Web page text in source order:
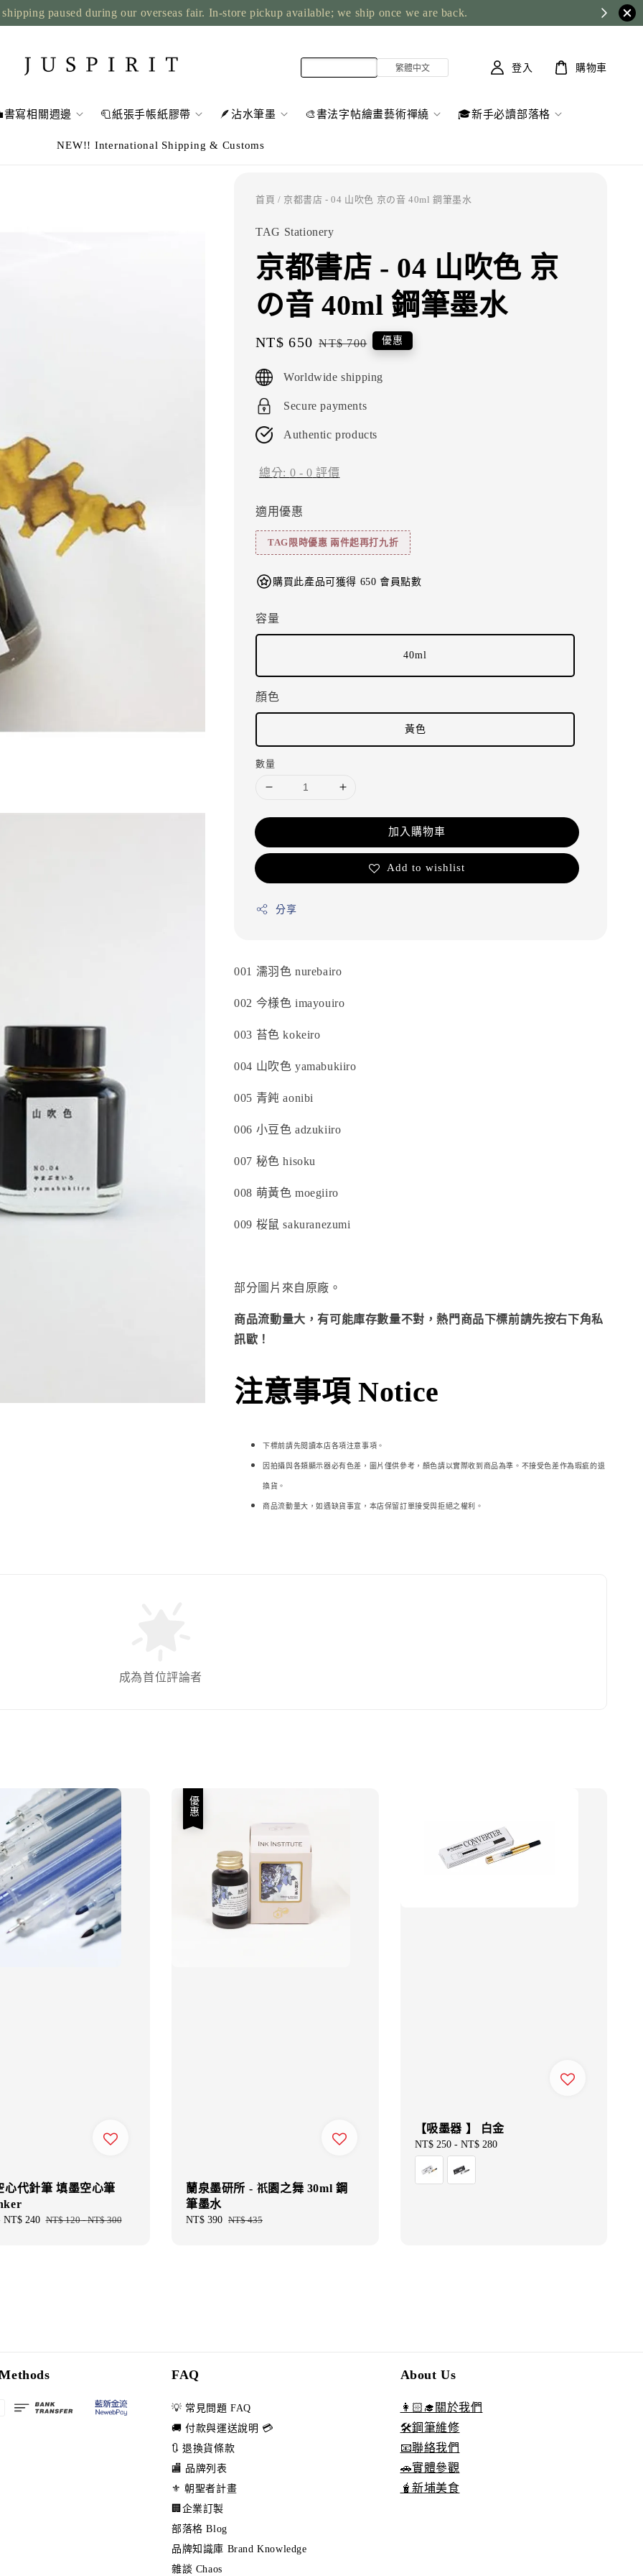
paused during our overseas fair. In-store pickup available; we ship once we are back.
書寫相關週邊 🧻紙張手帳紙膠帶 🪶沾水筆墨 🎨書法字帖繪畫藝術禪繞 🎓新手必讀部落格
NEW!! International Shipping & Customs
登入 購物車
首頁 / 京都書店 - 04 山吹色 京の音 40ml 鋼筆墨水
TAG Stationery
京都書店 - 04 山吹色 京
の音 40ml 鋼筆墨水
Sale
NT$ 650 Regular
NT$ 700 優惠
Worldwide shipping
Secure payments
Authentic products
總分: 0 -0 評價
適用優惠
TAG限時優惠 兩件起再打九折
購買此產品可獲得 650 會員點數
容量
40ml
顏色
黃色
數量
加入購物車
Add to wishlist
分享
001 濡羽色 nurebairo
002 今様色 imayouiro
003 苔色 kokeiro
004 山吹色 yamabukiiro
005 青鈍 aonibi
006 小豆色 adzukiiro
007 秘色 hisoku
008 萌黃色 moegiiro
009 桜鼠 sakuranezumi
部分圖片來自原廠。
商品流動量大，有可能庫存數量不對，熱門商品下標前請先按右下角私
訊歐！
注意事項 Notice
下標前請先閱讀本店各項注意事項。
因拍攝與各類顯示器必有色差，圖片僅供參考，顏色請以實際收到商品為準。不接受色差作為瑕疵的退
換貨。
商品流動量大，如遇缺貨事宜，本店保留訂單接受與拒絕之權利。
成為首位評論者
心代針筆 填墨空心筆
NT$ 240 Regular
NT$ 120-NT$ 300
優惠
蘭泉墨研所 - 祇園之舞 30ml 鋼
筆墨水
Sale
NT$ 390 Regular
NT$ 435
【吸墨器 】 白金
Regular
price
NT$ 250- NT$ 280
FAQ
💡 常見問題 FAQ
🚚 付款與運送說明 💳
🔃 退換貨條款
🏬 品牌列表
⚜️ 朝聖者計畫
🏢企業訂製
部落格 Blog
品牌知識庫 Brand Knowledge
雜談 Chaos
About Us
👩🏻‍🎓關於我們
🛠️鋼筆維修
📧聯絡我們
🚗實體參觀
🧋新埔美食